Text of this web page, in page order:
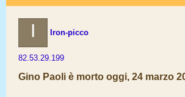
I Iron-picco
82.53.29.199
Gino Paoli è morto oggi, 24 marzo